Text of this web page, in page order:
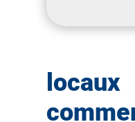
locaux